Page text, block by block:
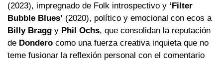
(2023), impregnado de Folk introspectivo y ‘Filter
Bubble Blues’ (2020), político y emocional con ecos a
Billy Bragg y Phil Ochs, que consolidan la reputación
de Dondero como una fuerza creativa inquieta que no
teme fusionar la reflexión personal con el comentario